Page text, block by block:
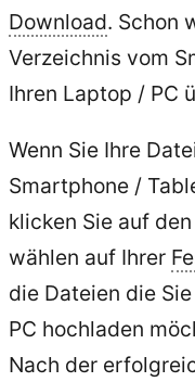
Download. Schon
Verzeichnis vom
Ihren Laptop / PC
Wenn Sie Ihre
Smartphone /
klicken Sie auf
wählen auf Ihrer
die Dateien die
PC hochladen
Nach der